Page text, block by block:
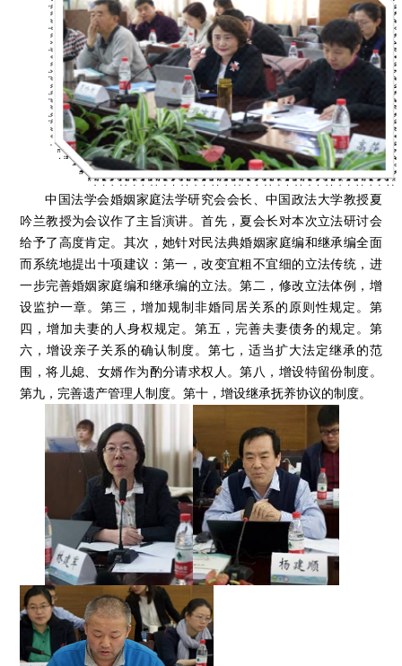
中国法学会婚姻家庭法学研究会会长、中国政法大学教授夏
吟兰教授为会议作了主旨演讲。首先，夏会长对本次立法研讨会
给予了高度肯定。其次，她针对民法典婚姻家庭编和继承编全面
而系统地提出十项建议：第一，改变宜粗不宜细的立法传统，进
一步完善婚姻家庭编和继承编的立法。第二，修改立法体例，增
设监护一章。第三，增加规制非婚同居关系的原则性规定。第
四，增加夫妻的人身权规定。第五，完善夫妻债务的规定。第
六，增设亲子关系的确认制度。第七，适当扩大法定继承的范
围，将儿媳、女婿作为酌分请求权人。第八，增设特留份制度。
第九，完善遗产管理人制度。第十，增设继承抚养协议的制度。